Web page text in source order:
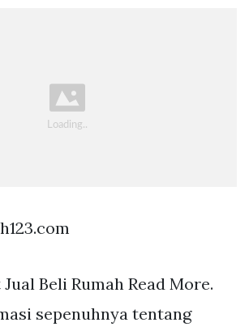
Beli Rumah Read More.
sepenuhnya tentang